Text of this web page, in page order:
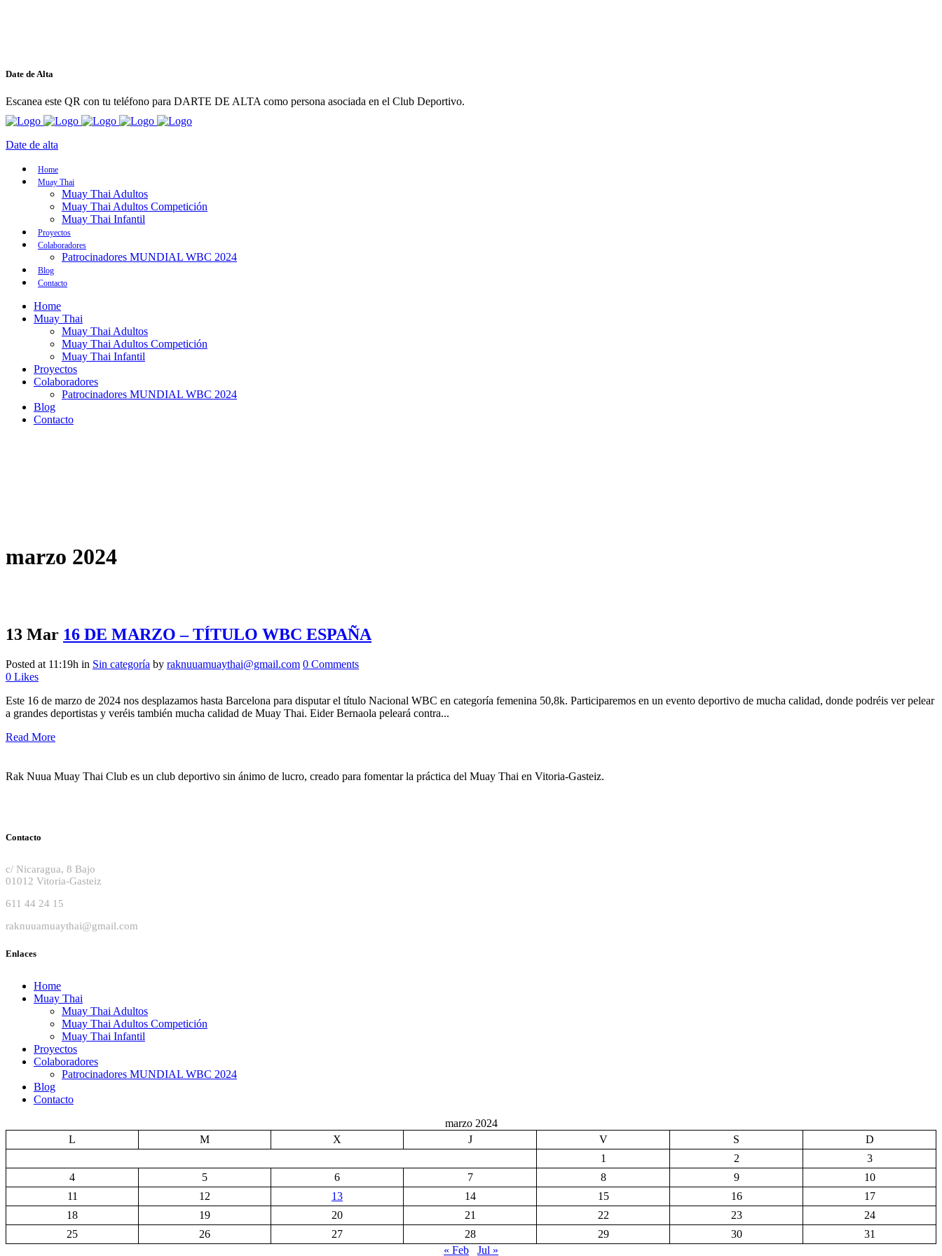
Date de Alta
Escanea este QR con tu teléfono para DARTE DE ALTA como persona asociada en el Club Deportivo.
Date de alta
Home
Muay Thai
Muay Thai Adultos
Muay Thai Adultos Competición
Muay Thai Infantil
Proyectos
Colaboradores
Patrocinadores MUNDIAL WBC 2024
Blog
Contacto
Home
Muay Thai
Muay Thai Adultos
Muay Thai Adultos Competición
Muay Thai Infantil
Proyectos
Colaboradores
Patrocinadores MUNDIAL WBC 2024
Blog
Contacto
marzo 2024
13 Mar 16 DE MARZO – TÍTULO WBC ESPAÑA
Posted at 11:19h in Sin categoría by raknuuamuaythai@gmail.com 0 Comments
0 Likes
Este 16 de marzo de 2024 nos desplazamos hasta Barcelona para disputar el título Nacional WBC en categoría femenina 50,8k. Participaremos en un evento deportivo de mucha calidad, donde podréis ver pelear
a grandes deportistas y veréis también mucha calidad de Muay Thai. Eider Bernaola peleará contra...
Read More
Rak Nuua Muay Thai Club es un club deportivo sin ánimo de lucro, creado para fomentar la práctica del Muay Thai en Vitoria-Gasteiz.
Contacto
c/ Nicaragua, 8 Bajo
01012 Vitoria-Gasteiz
611 44 24 15
raknuuamuaythai@gmail.com
Enlaces
Home
Muay Thai
Muay Thai Adultos
Muay Thai Adultos Competición
Muay Thai Infantil
Proyectos
Colaboradores
Patrocinadores MUNDIAL WBC 2024
Blog
Contacto
marzo 2024
L
M X J V S
D
1
2
3
4
5 6 7 8 9
10
11
12 13 14 15 16
17
18
19 20 21 22 23
24
25
26 27 28 29 30
31
« Feb
Jul »